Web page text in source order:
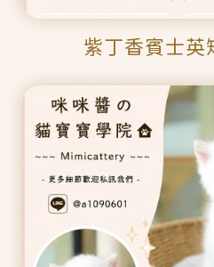
紫丁香賓士英